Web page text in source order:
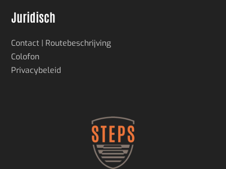
Juridisch
Contact | Routebeschrijving
Colofon
Privacybeleid